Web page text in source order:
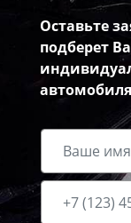
Оставьте
подберет
автомобиля